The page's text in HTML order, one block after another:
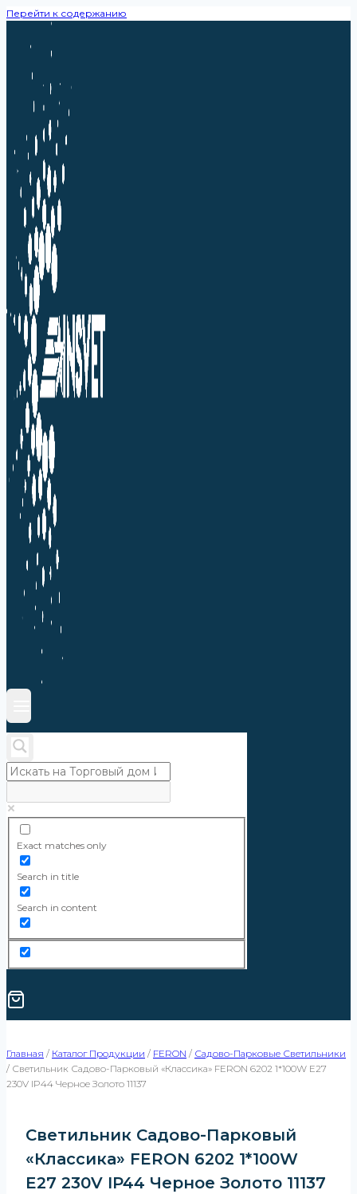
Перейти к содержанию
Exact matches only
Search in title
Search in content
Главная / Каталог Продукции / FERON / Садово-Парковые Светильники
/ Светильник Садово-Парковый «Классика» FERON 6202 1*100W E27
230V IP44 Черное Золото 11137
Светильник Садово-Парковый
«Классика» FERON 6202 1*100W
E27 230V IP44 Черное Золото 11137